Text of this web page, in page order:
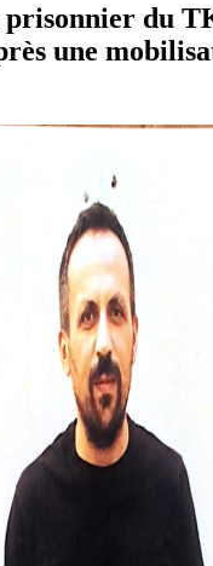
prisonnier du
une